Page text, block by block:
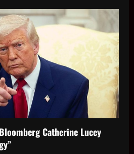
Catherine Lucey